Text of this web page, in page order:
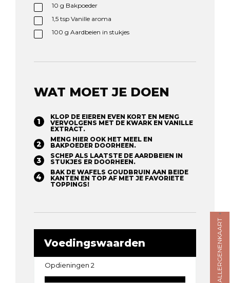
ALLERGENENKAART
10 g Bakpoeder
1,5 tspVanille aroma
100 g Aardbeien in stukjes
WAT MOET JE DOEN
KLOP DE EIEREN EVEN KORT EN MENG
VERVOLGENS MET DE KWARK EN VANILLE
EXTRACT. ⁠
MENG HIER OOK HET MEEL EN
BAKPOEDER DOORHEEN.⁠
SCHEP ALS LAATSTE DE AARDBEIEN IN
STUKJES ER DOORHEEN.⁠
BAK DE WAFELS GOUDBRUIN AAN BEIDE
KANTEN EN TOP AF MET JE FAVORIETE
TOPPINGS! ⁠
Voedingswaarden
Opdieningen 2